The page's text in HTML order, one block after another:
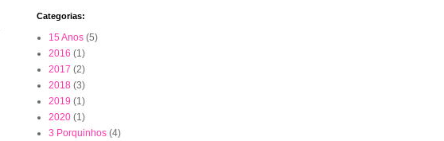
Categorias:
15 Anos (5)
2016 (1)
2017 (2)
2018 (3)
2019 (1)
2020 (1)
3 Porquinhos (4)